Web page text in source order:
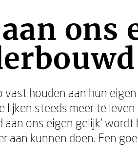
ons
vast houden aan hun
lijken steeds meer te
aan ons eigen gelijk’
aan kunnen doen. Een